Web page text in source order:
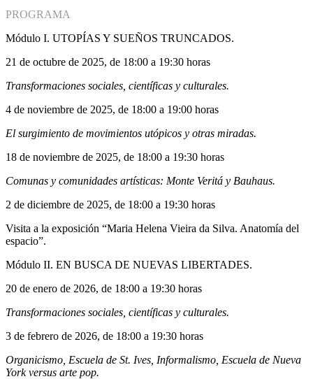
PROGRAMA
Módulo I. UTOPÍAS Y SUEÑOS TRUNCADOS.
21 de octubre de 2025, de 18:00 a 19:30 horas
Transformaciones sociales, científicas y culturales.
4 de noviembre de 2025, de 18:00 a 19:00 horas
El surgimiento de movimientos utópicos y otras miradas.
18 de noviembre de 2025, de 18:00 a 19:30 horas
Comunas y comunidades artísticas: Monte Veritá y Bauhaus.
2 de diciembre de 2025, de 18:00 a 19:30 horas
Visita a la exposición “Maria Helena Vieira da Silva. Anatomía del
espacio”.
Módulo II. EN BUSCA DE NUEVAS LIBERTADES.
20 de enero de 2026, de 18:00 a 19:30 horas
Transformaciones sociales, científicas y culturales.
3 de febrero de 2026, de 18:00 a 19:30 horas
Organicismo, Escuela de St. Ives, Informalismo, Escuela de Nueva
York versus arte pop.